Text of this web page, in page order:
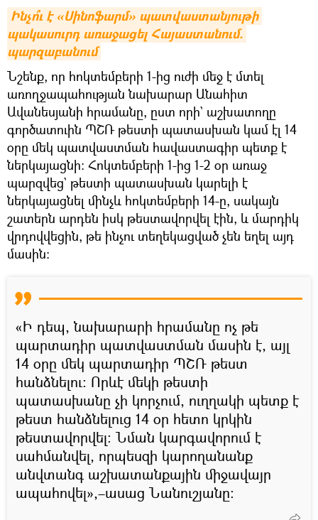
Ինչո՞ւ է «Սինոֆարմ» պատվաստանյութի
պակասուրդ առաջացել Հայաստանում.
պարզաբանում
Նշենք, որ հոկտեմբերի 1-ից ուժի մեջ է մտել
առողջապահության նախարար Անահիտ
Ավանեսյանի հրամանը, ըստ որի` աշխատողը
գործատուին ՊՇՌ թեստի պատասխան կամ էլ 14
օրը մեկ պատվաստման հավաստագիր պետք է
ներկայացնի։ Հոկտեմբերի 1-ից 1-2 օր առաջ
պարզվեց` թեստի պատասխան կարելի է
ներկայացնել մինչև հոկտեմբերի 14-ը, սակայն
շատերն արդեն իսկ թեստավորվել էին, և մարդիկ
վրդովվեցին, թե ինչու տեղեկացված չեն եղել այդ
մասին։
«Ի դեպ, նախարարի հրամանը ոչ թե
պարտադիր պատվաստման մասին է, այլ
14 օրը մեկ պարտադիր ՊՇՌ թեստ
հանձնելու։ Որևէ մեկի թեստի
պատասխանը չի կորչում, ուղղակի պետք է
թեստ հանձնելուց 14 օր հետո կրկին
թեստավորվել։ Նման կարգավորում է
սահմանվել, որպեսզի կարողանանք
անվտանգ աշխատանքային միջավայր
ապահովել»,–ասաց Նանուշյանը։